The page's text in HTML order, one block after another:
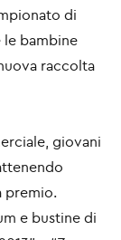
di
bambine
raccolta
giovani
premio.
e bustine di